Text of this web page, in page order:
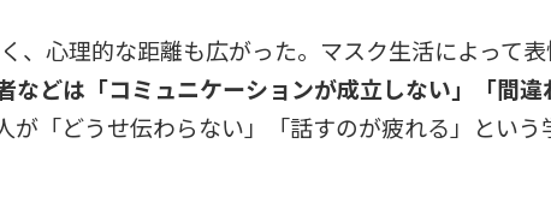
、心理的な距離も広がった。マスク生活によって
どは「コミュニケーションが成立しない」「間
が「どうせ伝わらない」「話すのが疲れる」とい